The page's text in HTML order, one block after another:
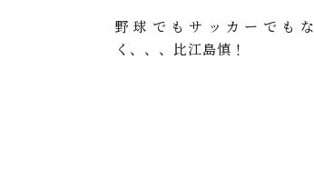
野球でもサッカーでもな
く、、、比江島慎！